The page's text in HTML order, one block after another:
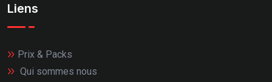
Liens
Prix & Packs
Qui sommes nous